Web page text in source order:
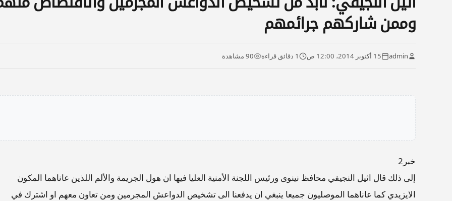
وممن شاركهم جرائمهم
admin 15 أكتوبر 2014، 12:00 ص 1 دقائق قراءة 90 مشاهدة
خبر2
إلى ذلك قال اثيل النجيفي محافظ نينوى ورئيس اللجنة الأمنية العليا فيها ان هول الجريمة والألم اللذين عاناهما المكون
الايزيدي كما عاناهما الموصليون جميعا ينبغي ان يدفعنا الى تشخيص الدواعش المجرمين ومن تعاون معهم او اشترك في